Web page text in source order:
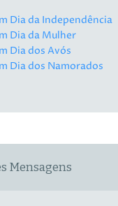
Dia da Independência
Dia da Mulher
Dia dos Avós
Dia dos Namorados
Mensagens